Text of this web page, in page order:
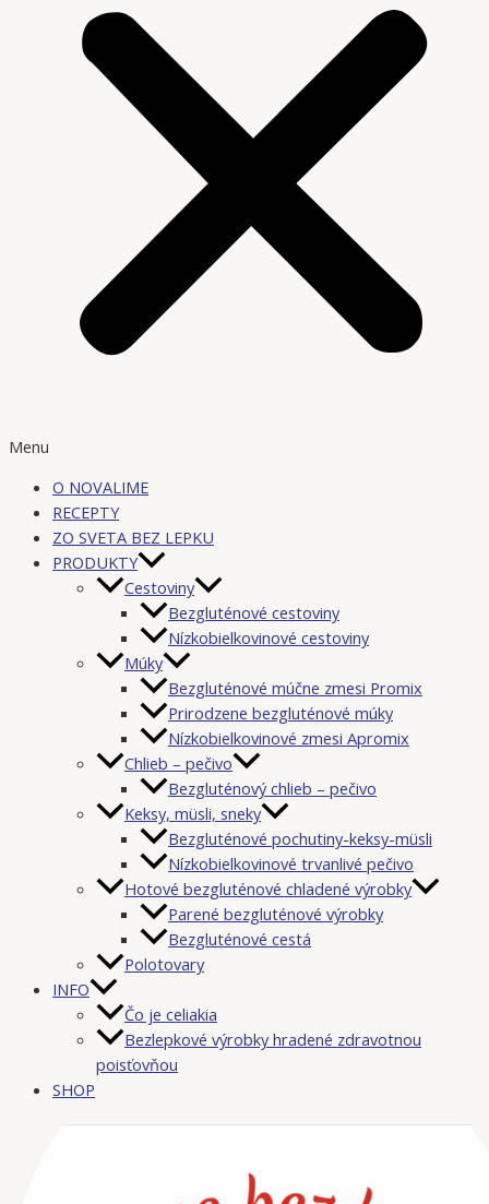
Menu
O NOVALIME
RECEPTY
ZO SVETA BEZ LEPKU
PRODUKTY
Cestoviny
Bezgluténové cestoviny
Nízkobielkovinové cestoviny
Múky
Bezgluténové múčne zmesi Promix
Prirodzene bezgluténové múky
Nízkobielkovinové zmesi Apromix
Chlieb – pečivo
Bezgluténový chlieb – pečivo
Keksy, müsli, sneky
Bezgluténové pochutiny-keksy-müsli
Nízkobielkovinové trvanlivé pečivo
Hotové bezgluténové chladené výrobky
Parené bezgluténové výrobky
Bezgluténové cestá
Polotovary
INFO
Čo je celiakia
Bezlepkové výrobky hradené zdravotnou
poisťovňou
SHOP